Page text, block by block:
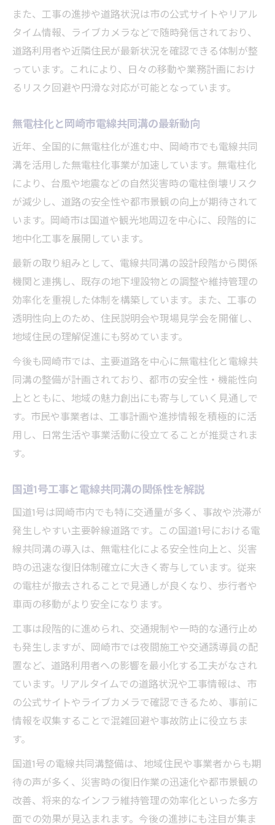
進展
国道1号線の電線共同溝と無電柱化の連動状
況
国道1号周辺の電線共同溝工事が変える日常
変化
岡崎市国道1号電線共同溝整備の交通影響を
解説
事故や渋滞と電線共同溝工事の関係性を考
察
朝日町・康生地区の工事状況と電線共同溝
の特徴
電線共同溝による国道1号沿線の景観変化
費用や管理視点で見る電線共同溝の意義
電線共同溝の費用構造と管理体制の基本を
解説
岡崎市無電柱化における電線共同溝の費用
負担
電線共同溝の管理者と維持管理の現場を知
る
主要道路工事での電線共同溝のコストメリ
ット
リアルタイムで知る岡崎主要道路と施工状況
岡崎市電線共同溝工事のリアルタイム情報
入手法
主要道路や国道1号の工事進捗をリアルタイ
ムで確認
岡崎市のライブカメラで見る電線共同溝施
工現場
交通規制や事故情報と電線共同溝工事の最
新状況
岡崎市朝日町工事と電線共同溝の現場速報
また、工事の進捗や道路状況は市の公式サイトやリアル
タイム情報、ライブカメラなどで随時発信されており、
道路利用者や近隣住民が最新状況を確認できる体制が整
っています。これにより、日々の移動や業務計画におけ
るリスク回避や円滑な対応が可能となっています。
無電柱化と岡崎市電線共同溝の最新動向
近年、全国的に無電柱化が進む中、岡崎市でも電線共同
溝を活用した無電柱化事業が加速しています。無電柱化
により、台風や地震などの自然災害時の電柱倒壊リスク
が減少し、道路の安全性や都市景観の向上が期待されて
います。岡崎市は国道や観光地周辺を中心に、段階的に
地中化工事を展開しています。
最新の取り組みとして、電線共同溝の設計段階から関係
機関と連携し、既存の地下埋設物との調整や維持管理の
効率化を重視した体制を構築しています。また、工事の
透明性向上のため、住民説明会や現場見学会を開催し、
地域住民の理解促進にも努めています。
今後も岡崎市では、主要道路を中心に無電柱化と電線共
同溝の整備が計画されており、都市の安全性・機能性向
上とともに、地域の魅力創出にも寄与していく見通しで
す。市民や事業者は、工事計画や進捗情報を積極的に活
用し、日常生活や事業活動に役立てることが推奨されま
す。
国道1号工事と電線共同溝の関係性を解説
国道1号は岡崎市内でも特に交通量が多く、事故や渋滞が
発生しやすい主要幹線道路です。この国道1号における電
線共同溝の導入は、無電柱化による安全性向上と、災害
時の迅速な復旧体制確立に大きく寄与しています。従来
の電柱が撤去されることで見通しが良くなり、歩行者や
車両の移動がより安全になります。
工事は段階的に進められ、交通規制や一時的な通行止め
も発生しますが、岡崎市では夜間施工や交通誘導員の配
置など、道路利用者への影響を最小化する工夫がなされ
ています。リアルタイムでの道路状況や工事情報は、市
の公式サイトやライブカメラで確認できるため、事前に
情報を収集することで混雑回避や事故防止に役立ちま
す。
国道1号の電線共同溝整備は、地域住民や事業者からも期
待の声が多く、災害時の復旧作業の迅速化や都市景観の
改善、将来的なインフラ維持管理の効率化といった多方
面での効果が見込まれます。今後の進捗にも注目が集ま